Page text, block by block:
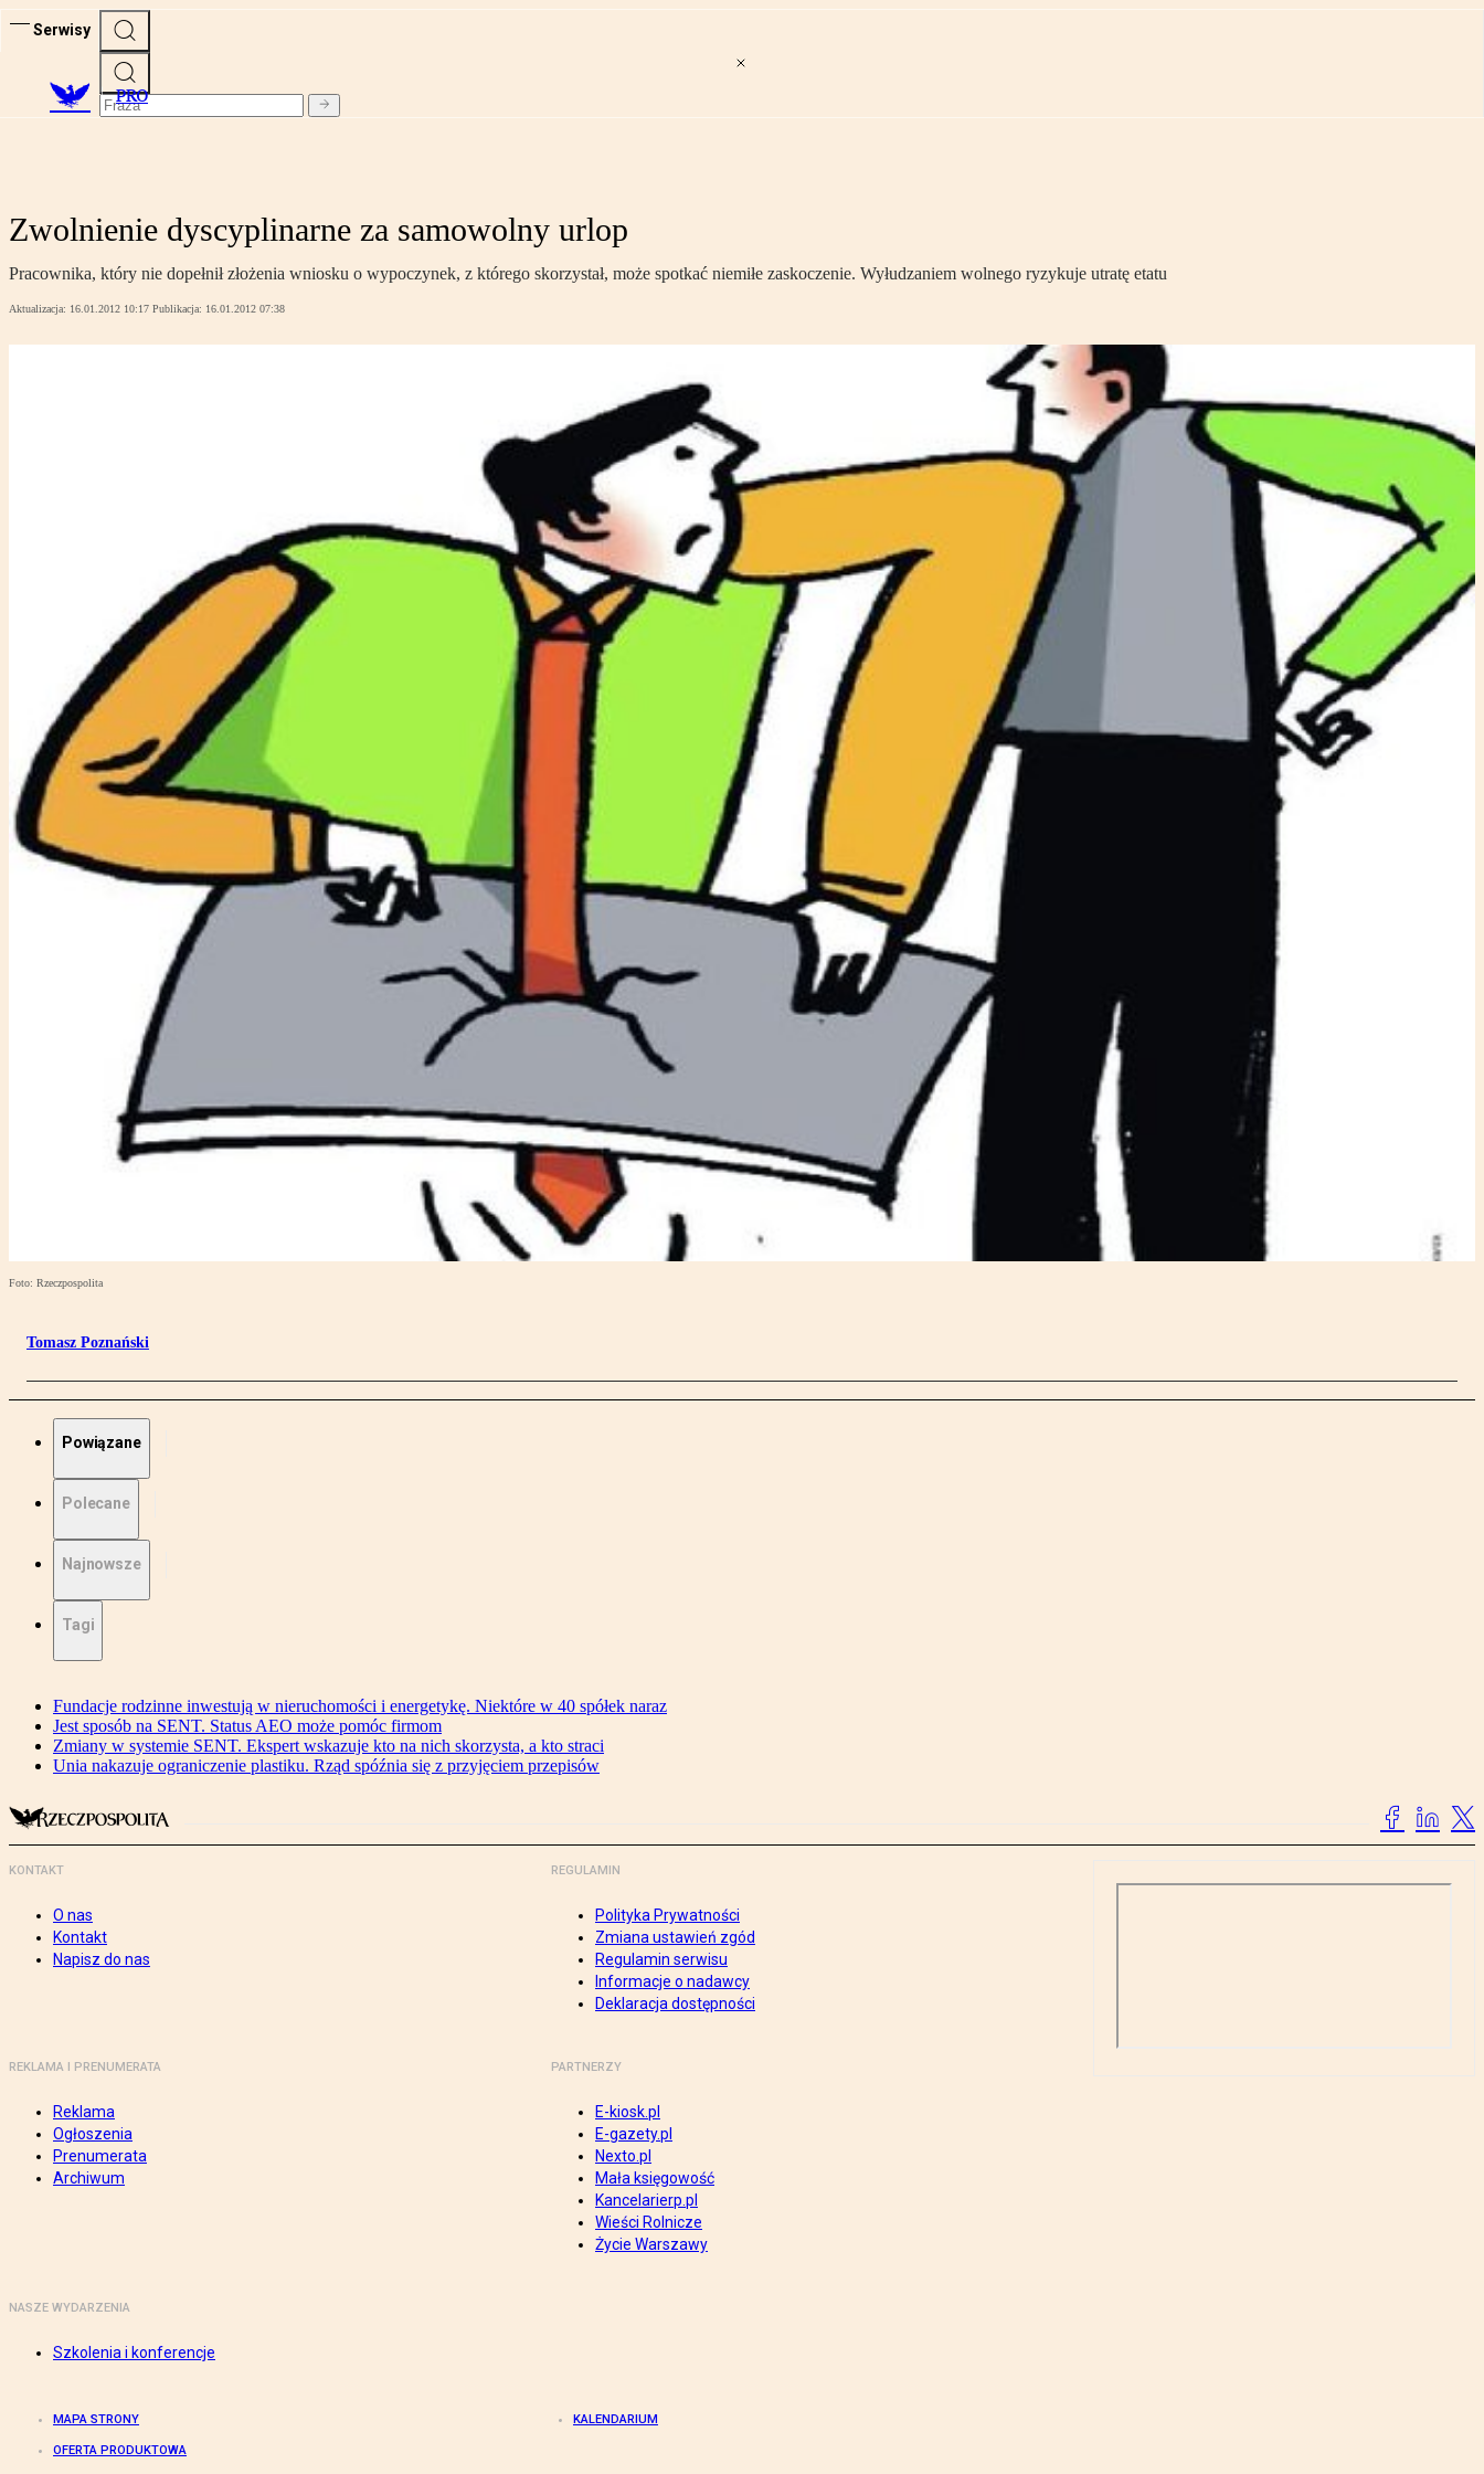
Serwisy
PRO
Zwolnienie dyscyplinarne za samowolny urlop
Pracownika, który nie dopełnił złożenia wniosku o wypoczynek, z którego skorzystał, może spotkać niemiłe zaskoczenie. Wyłudzaniem wolnego ryzykuje utratę etatu
Aktualizacja: 16.01.2012 10:17 Publikacja: 16.01.2012 07:38
Foto: Rzeczpospolita
Tomasz Poznański
Powiązane
Polecane
Najnowsze
Tagi
Fundacje rodzinne inwestują w nieruchomości i energetykę. Niektóre w 40 spółek naraz
Jest sposób na SENT. Status AEO może pomóc firmom
Zmiany w systemie SENT. Ekspert wskazuje kto na nich skorzysta, a kto straci
Unia nakazuje ograniczenie plastiku. Rząd spóźnia się z przyjęciem przepisów
KONTAKT
O nas
Kontakt
Napisz do nas
REGULAMIN
Polityka Prywatności
Zmiana ustawień zgód
Regulamin serwisu
Informacje o nadawcy
Deklaracja dostępności
REKLAMA I PRENUMERATA
Reklama
Ogłoszenia
Prenumerata
Archiwum
PARTNERZY
E-kiosk.pl
E-gazety.pl
Nexto.pl
Mała księgowość
Kancelarierp.pl
Wieści Rolnicze
Życie Warszawy
NASZE WYDARZENIA
Szkolenia i konferencje
MAPA STRONY KALENDARIUM
OFERTA PRODUKTOWA